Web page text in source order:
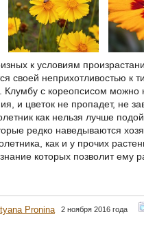
к условиям
своей неприхотливостью к
Клумбу с кореопсисом можно
и цветок не пропадет, не
как нельзя лучше
редко наведываются
как и у прочих
которых позволит ему
Pronina 2 ноября 2016 года